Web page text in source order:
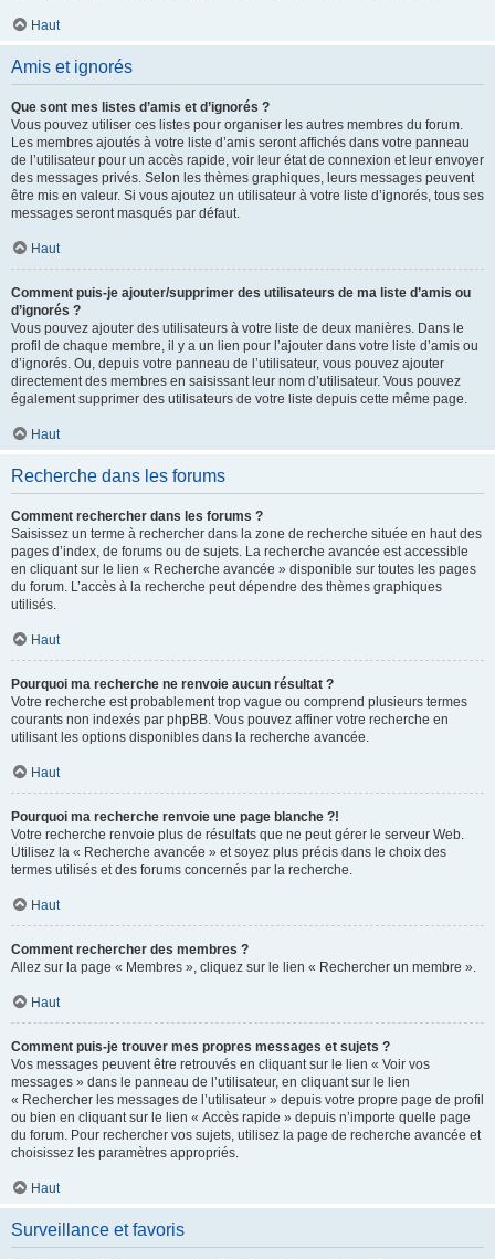
Haut
Amis et ignorés
Que sont mes listes d’amis et d’ignorés ?
Vous pouvez utiliser ces listes pour organiser les autres membres du forum.
Les membres ajoutés à votre liste d’amis seront affichés dans votre panneau
de l’utilisateur pour un accès rapide, voir leur état de connexion et leur envoyer
des messages privés. Selon les thèmes graphiques, leurs messages peuvent
être mis en valeur. Si vous ajoutez un utilisateur à votre liste d’ignorés, tous ses
messages seront masqués par défaut.
Haut
Comment puis-je ajouter/supprimer des utilisateurs de ma liste d’amis ou
d’ignorés ?
Vous pouvez ajouter des utilisateurs à votre liste de deux manières. Dans le
profil de chaque membre, il y a un lien pour l’ajouter dans votre liste d’amis ou
d’ignorés. Ou, depuis votre panneau de l’utilisateur, vous pouvez ajouter
directement des membres en saisissant leur nom d’utilisateur. Vous pouvez
également supprimer des utilisateurs de votre liste depuis cette même page.
Haut
Recherche dans les forums
Comment rechercher dans les forums ?
Saisissez un terme à rechercher dans la zone de recherche située en haut des
pages d’index, de forums ou de sujets. La recherche avancée est accessible
en cliquant sur le lien « Recherche avancée » disponible sur toutes les pages
du forum. L’accès à la recherche peut dépendre des thèmes graphiques
utilisés.
Haut
Pourquoi ma recherche ne renvoie aucun résultat ?
Votre recherche est probablement trop vague ou comprend plusieurs termes
courants non indexés par phpBB. Vous pouvez affiner votre recherche en
utilisant les options disponibles dans la recherche avancée.
Haut
Pourquoi ma recherche renvoie une page blanche ?!
Votre recherche renvoie plus de résultats que ne peut gérer le serveur Web.
Utilisez la « Recherche avancée » et soyez plus précis dans le choix des
termes utilisés et des forums concernés par la recherche.
Haut
Comment rechercher des membres ?
Allez sur la page « Membres », cliquez sur le lien « Rechercher un membre ».
Haut
Comment puis-je trouver mes propres messages et sujets ?
Vos messages peuvent être retrouvés en cliquant sur le lien « Voir vos
messages » dans le panneau de l’utilisateur, en cliquant sur le lien
« Rechercher les messages de l’utilisateur » depuis votre propre page de profil
ou bien en cliquant sur le lien « Accès rapide » depuis n’importe quelle page
du forum. Pour rechercher vos sujets, utilisez la page de recherche avancée et
choisissez les paramètres appropriés.
Haut
Surveillance et favoris